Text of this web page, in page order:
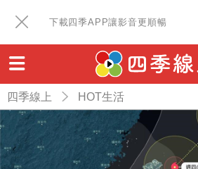
下載四季APP讓影音更順暢
四季線上 HOT生活